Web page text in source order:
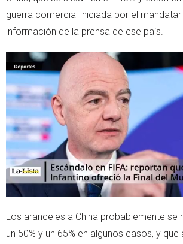
r
p
p
guerra comercial iniciada por el
información de la prensa de ese país.
Los aranceles a China probablemente se
un 50% y un 65% en algunos casos, y